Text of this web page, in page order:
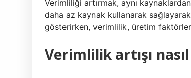
Verimliliği artırmak, aynı
daha az kaynak kullanarak
gösterirken, verimlilik, üretim
Verimlilik artışı